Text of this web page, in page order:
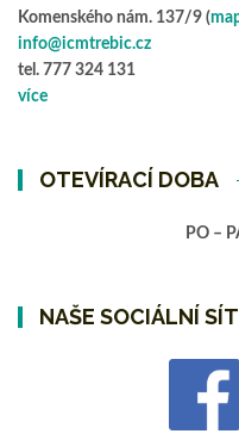
Komenského nám. 137/9 (
info@icmtrebic.cz
tel. 777 324 131
více
OTEVÍRACÍ DOBA
PO –
NAŠE SOCIÁLNÍ